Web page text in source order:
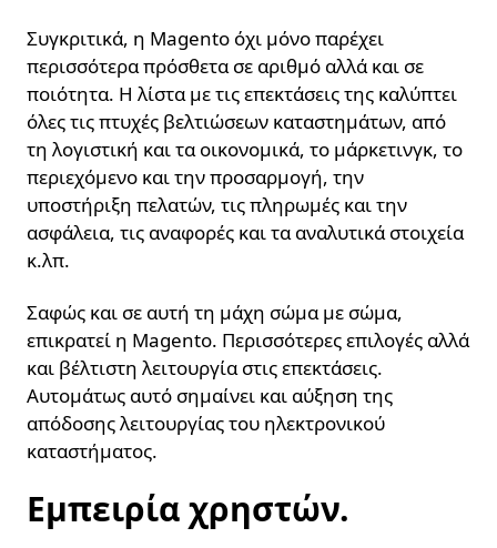
Συγκριτικά, η Magento όχι μόνο παρέχει
περισσότερα πρόσθετα σε αριθμό αλλά και σε
ποιότητα. Η λίστα με τις επεκτάσεις της καλύπτει
όλες τις πτυχές βελτιώσεων καταστημάτων, από
τη λογιστική και τα οικονομικά, το μάρκετινγκ, το
περιεχόμενο και την προσαρμογή, την
υποστήριξη πελατών, τις πληρωμές και την
ασφάλεια, τις αναφορές και τα αναλυτικά στοιχεία
κ.λπ.
Σαφώς και σε αυτή τη μάχη σώμα με σώμα,
επικρατεί η Magento. Περισσότερες επιλογές αλλά
και βέλτιστη λειτουργία στις επεκτάσεις.
Αυτομάτως αυτό σημαίνει και αύξηση της
απόδοσης λειτουργίας του ηλεκτρονικού
καταστήματος.
Εμπειρία χρηστών.